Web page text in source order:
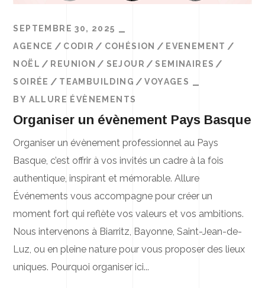
SEPTEMBRE 30, 2025
AGENCE
CODIR COHÉSION
EVENEMENT
NOËL
REUNION SEJOUR
SEMINAIRES
SOIRÉE
TEAMBUILDING
VOYAGES
BY ALLURE ÉVÈNEMENTS
Organiser un évènement Pays Basque
Organiser un évènement professionnel au Pays
Basque, c’est offrir à vos invités un cadre à la fois
authentique, inspirant et mémorable. Allure
Événements vous accompagne pour créer un
moment fort qui reflète vos valeurs et vos ambitions.
Nous intervenons à Biarritz, Bayonne, Saint-Jean-de-
Luz, ou en pleine nature pour vous proposer des lieux
uniques. Pourquoi organiser ici...